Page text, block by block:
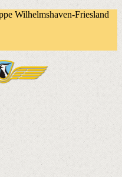
Wilhelmshaven-Friesland